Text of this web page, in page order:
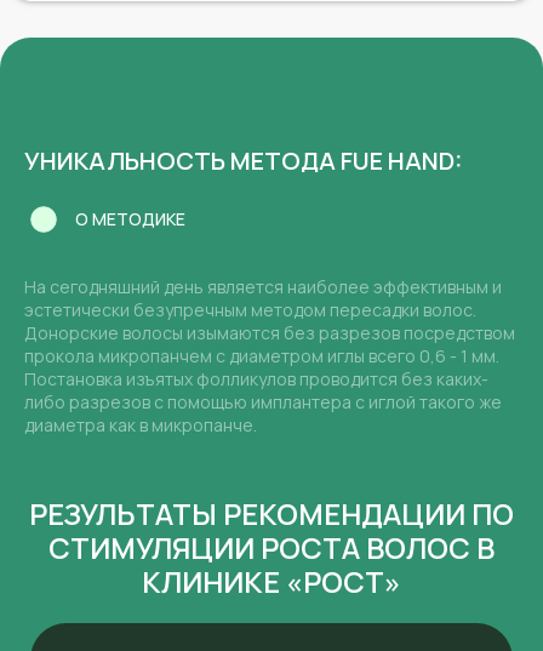
УНИКАЛЬНОСТЬ МЕТОДА FUE HAND:
О МЕТОДИКЕ
На сегодняшний день является наиболее эффективным и
эстетически безупречным методом пересадки волос.
Донорские волосы изымаются без разрезов посредством
прокола микропанчем с диаметром иглы всего 0,6 - 1 мм.
Постановка изъятых фолликулов проводится без каких-
либо разрезов с помощью имплантера с иглой такого же
диаметра как в микропанче.
РЕЗУЛЬТАТЫ РЕКОМЕНДАЦИИ ПО
СТИМУЛЯЦИИ РОСТА ВОЛОС В
КЛИНИКЕ «РОСТ»